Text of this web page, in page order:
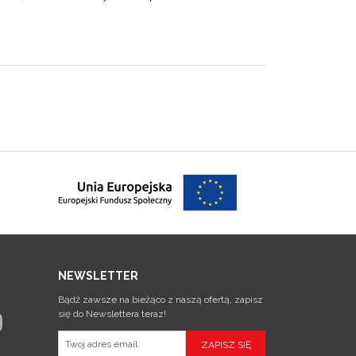
NEWSLETTER
Bądź zawsze na bieżąco z naszą ofertą, zapisz
się do Newslettera teraz!